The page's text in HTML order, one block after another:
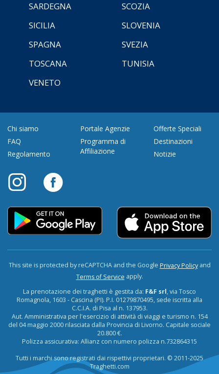
SARDEGNA
SCOZIA
SICILIA
SLOVENIA
SPAGNA
SVEZIA
TOSCANA
TUNISIA
VENETO
Chi siamo
FAQ
Regolamento
Portale Agenzie
Programma di
Affiliazione
Offerte Speciali
Destinazioni
Notizie
This site is protected by reCAPTCHA and the Google Privacy Policyand
Terms of Service apply.
La prenotazione dei traghetti è gestita da: F&F srl, via Tosco
Romagnola, 1603 - Cascina (PI). P.I. 01279870495, sede iscritta alla
C.C.I.A. di Pisa al n. 137953.
Aut. Amministrativa per l'esercizio di attività di viaggi e turismo n. 154
del 04 maggio 2000 rilasciata dalla Provincia di Livorno. Capitale sociale
20.800 €.
Polizza assicurativa: Allianz con numero polizza n.732864315
Tutti i marchi sono registrati dai rispettivi proprietari. © 2011-2025
Traghetti.com